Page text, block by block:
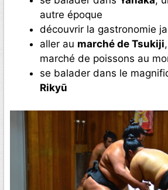
autre époque
découvrir la gastronomie
aller au marché de Tsukiji
marché de poissons au
se balader dans le
Rikyū